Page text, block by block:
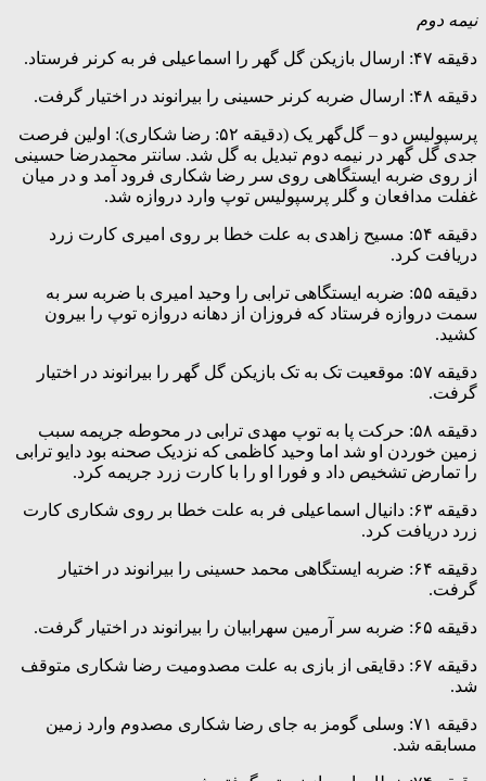
نیمه دوم
دقیقه ۴۷: ارسال بازیکن گل گهر را اسماعیلی فر به کرنر فرستاد.
دقیقه ۴۸: ارسال ضربه کرنر حسینی را بیرانوند در اختیار گرفت.
پرسپولیس دو – گل‌گهر یک (دقیقه ۵۲: رضا شکاری): اولین فرصت
جدی گل گهر در نیمه دوم تبدیل به گل شد. سانتر محمدرضا حسینی
از روی ضربه ایستگاهی روی سر رضا شکاری فرود آمد و در میان
غفلت مدافعان و گلر پرسپولیس توپ وارد دروازه شد.
دقیقه ۵۴: مسیح زاهدی به علت خطا بر روی امیری کارت زرد
دریافت کرد.
دقیقه‌ ۵۵: ضربه ایستگاهی ترابی را وحید امیری با ضربه سر به
سمت دروازه فرستاد که فروزان از دهانه دروازه توپ را بیرون
کشید.
دقیقه ۵۷: موقعیت تک به تک بازیکن گل گهر را بیرانوند در اختیار
گرفت.
دقیقه ۵۸: حرکت پا به توپ مهدی ترابی در محوطه جریمه سبب
زمین خوردن او شد اما وحید کاظمی که نزدیک صحنه بود دایو ترابی
را تمارض تشخیص داد و فورا او را با کارت زرد جریمه کرد.
دقیقه ۶۳: دانیال اسماعیلی فر به علت خطا بر روی شکاری کارت
زرد دریافت کرد.
دقیقه ۶۴: ضربه ایستگاهی محمد حسینی را بیرانوند در اختیار
گرفت.
دقیقه ۶۵: ضربه سر آرمین سهرابیان را بیرانوند در اختیار گرفت.
دقیقه ۶۷: دقایقی از بازی به علت مصدومیت رضا شکاری متوقف
شد.
دقیقه ۷۱: وسلی گومز به جای رضا شکاری مصدوم وارد زمین
مسابقه شد.